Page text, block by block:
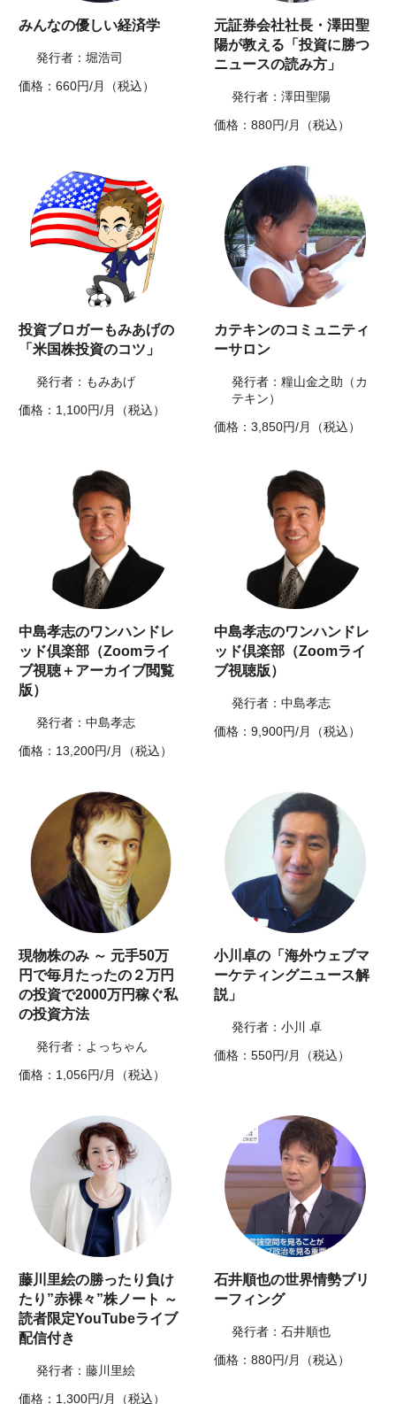
みんなの優しい経済学
発行者：堀浩司
価格：660円/月（税込）
元証券会社社長・澤田聖
陽が教える「投資に勝つ
ニュースの読み方」
発行者：澤田聖陽
価格：880円/月（税込）
投資ブロガーもみあげの
「米国株投資のコツ」
発行者：もみあげ
価格：1,100円/月（税込）
カテキンのコミュニティ
ーサロン
発行者：糧山金之助（カ
テキン）
価格：3,850円/月（税込）
中島孝志のワンハンドレ
ッド倶楽部（Zoomライ
ブ視聴＋アーカイブ閲覧
版）
発行者：中島孝志
価格：13,200円/月（税込）
中島孝志のワンハンドレ
ッド倶楽部（Zoomライ
ブ視聴版）
発行者：中島孝志
価格：9,900円/月（税込）
現物株のみ ～ 元手50万
円で毎月たったの２万円
の投資で2000万円稼ぐ私
の投資方法
発行者：よっちゃん
価格：1,056円/月（税込）
小川卓の「海外ウェブマ
ーケティングニュース解
説」
発行者：小川 卓
価格：550円/月（税込）
藤川里絵の勝ったり負け
たり”赤裸々”株ノート ～
読者限定YouTubeライブ
配信付き
発行者：藤川里絵
価格：1,300円/月（税込）
石井順也の世界情勢ブリ
ーフィング
発行者：石井順也
価格：880円/月（税込）